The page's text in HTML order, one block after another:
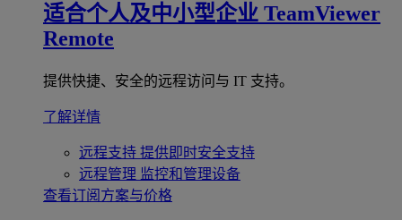
适合个人及中小型企业 TeamViewer
Remote
提供快捷、安全的远程访问与 IT 支持。
了解详情
远程支持 提供即时安全支持
远程管理 监控和管理设备
查看订阅方案与价格